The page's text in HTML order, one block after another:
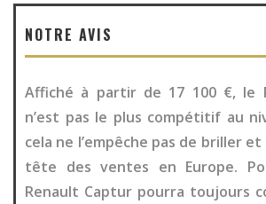
NOTRE AVIS
Affiché à partir de 17 100 €, le
n’est pas le plus compétitif au
cela ne l’empêche pas de briller
tête des ventes en Europe.
Renault Captur pourra toujours